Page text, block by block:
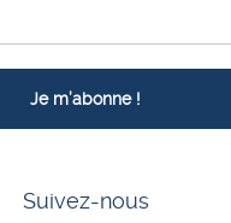
Suivez-nous